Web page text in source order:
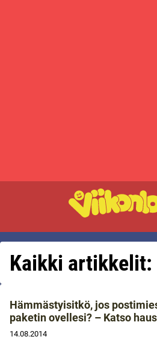
Kaikki artikkelit:
Hämmästyisitkö, jos
paketin ovellesi? – Katso
14.08.2014